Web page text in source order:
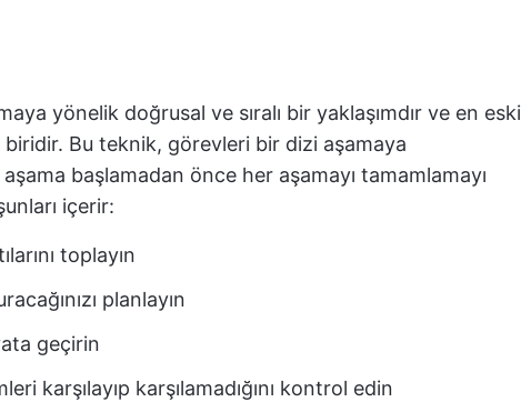
yönelik doğrusal ve sıralı bir yaklaşımdır ve en eski
Bu teknik, görevleri bir dizi aşamaya
başlamadan önce her aşamayı tamamlamayı
içerir:
toplayın
planlayın
geçirin
karşılayıp karşılamadığını kontrol edin